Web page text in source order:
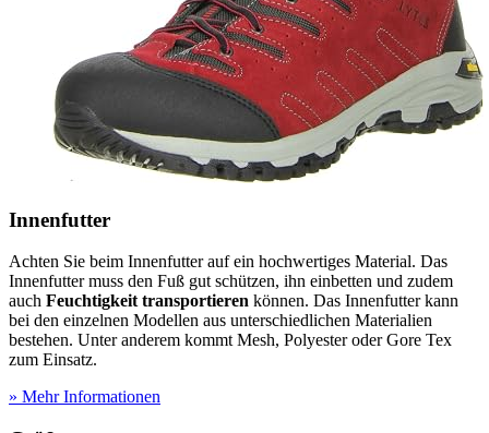
Innenfutter
Achten Sie beim Innenfutter auf ein hochwertiges Material. Das
Innenfutter muss den Fuß gut schützen, ihn einbetten und zudem
auch Feuchtigkeit transportieren können. Das Innenfutter kann
bei den einzelnen Modellen aus unterschiedlichen Materialien
bestehen. Unter anderem kommt Mesh, Polyester oder Gore Tex
zum Einsatz.
» Mehr Informationen